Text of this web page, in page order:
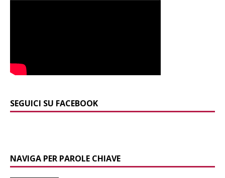
SEGUICI SU FACEBOOK
NAVIGA PER PAROLE CHIAVE